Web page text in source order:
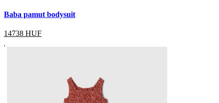
Baba pamut bodysuit
14738 HUF